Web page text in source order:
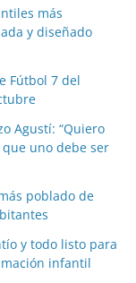
más
y diseñado
Fútbol 7 del
Agustí: “Quiero
uno debe ser
poblado de
y todo listo para
infantil